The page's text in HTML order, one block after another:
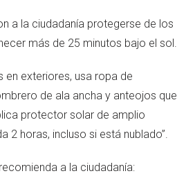
a la ciudadanía protegerse de los
más de 25 minutos bajo el sol.
en exteriores, usa ropa de
de ala ancha y anteojos que
protector solar de amplio
2 horas, incluso si está nublado”.
a la ciudadanía: